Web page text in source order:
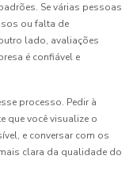
Se várias pessoas
ou falta de
lado, avaliações
é confiável e
processo. Pedir à
que você visualize o
e conversar com os
clara da qualidade do